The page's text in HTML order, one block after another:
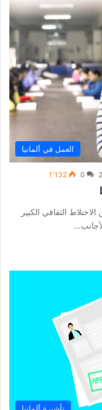
العمل في ألمانيا
0 1٬132
الثقافي الكبير
تأشيرة ألمانيا